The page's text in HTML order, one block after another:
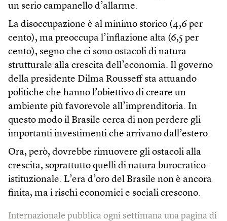
un serio campanello d’allarme.
La disoccupazione è al minimo storico (4,6 per
cento), ma preoccupa l’inflazione alta (6,5 per
cento), segno che ci sono ostacoli di natura
strutturale alla crescita dell’economia. Il governo
della presidente Dilma Rousseff sta attuando
politiche che hanno l’obiettivo di creare un
ambiente più favorevole all’imprenditoria. In
questo modo il Brasile cerca di non perdere gli
importanti investimenti che arrivano dall’estero.
Ora, però, dovrebbe rimuovere gli ostacoli alla
crescita, soprattutto quelli di natura burocratico-
istituzionale. L’era d’oro del Brasile non è ancora
finita, ma i rischi economici e sociali crescono.
Internazionale pubblica ogni settimana una pagina di